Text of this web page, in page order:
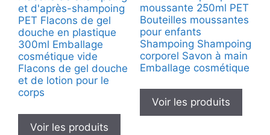
et d'après-shampoing
PET Flacons de gel
douche en plastique
300ml Emballage
cosmétique vide
Flacons de gel douche
et de lotion pour le
corps
Voir les produits
moussante 250ml PET
Bouteilles moussantes
pour enfants
Shampoing Shampoing
corporel Savon à main
Emballage cosmétique
Voir les produits